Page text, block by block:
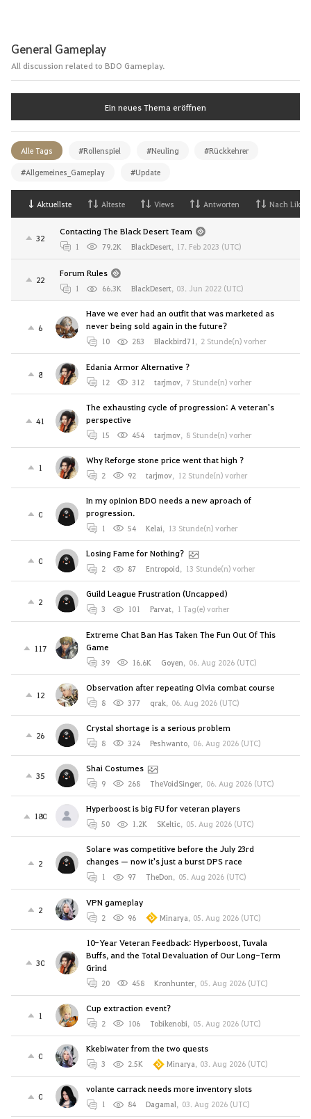
General Gameplay
All discussion related to BDO Gameplay.
Ein neues Thema eröffnen
Alle Tags #Rollenspiel #Neuling #Rückkehrer
#Allgemeines_Gameplay #Update
Aktuellste Alteste Views Antworten Nach Likes
32
Contacting The Black Desert Team
1 79.2K BlackDesert, 17. Feb 2023 (UTC)
22
Forum Rules
1 66.3K BlackDesert, 03. Jun 2022 (UTC)
6
Have we ever had an outfit that was marketed as
never being sold again in the future?
10 283 Blackbird71, 2 Stunde(n) vorher
8
Edania Armor Alternative ?
12 312 tarjmov, 7 Stunde(n) vorher
41
The exhausting cycle of progression: A veteran's
perspective
15 454 tarjmov, 8 Stunde(n) vorher
1
Why Reforge stone price went that high ?
2 92 tarjmov, 12 Stunde(n) vorher
0
In my opinion BDO needs a new aproach of
progression.
1 54 Kelai, 13 Stunde(n) vorher
0
Losing Fame for Nothing?
2 87 Entropoid, 13 Stunde(n) vorher
2
Guild League Frustration (Uncapped)
3 101 Parvat, 1 Tag(e) vorher
117
Extreme Chat Ban Has Taken The Fun Out Of This
Game
39 16.6K Goyen, 06. Aug 2026 (UTC)
12
Observation after repeating Olvia combat course
8 377 qrak, 06. Aug 2026 (UTC)
26
Crystal shortage is a serious problem
8 324 Peshwanto, 06. Aug 2026 (UTC)
35
Shai Costumes
9 268 TheVoidSinger, 06. Aug 2026 (UTC)
180
Hyperboost is big FU for veteran players
50 1.2K SKeltic, 05. Aug 2026 (UTC)
2
Solare was competitive before the July 23rd
changes — now it's just a burst DPS race
1 97 TheDon, 05. Aug 2026 (UTC)
2
VPN gameplay
2 96 Minarya, 05. Aug 2026 (UTC)
30
10-Year Veteran Feedback: Hyperboost, Tuvala
Buffs, and the Total Devaluation of Our Long-Term
Grind
20 458 Kronhunter, 05. Aug 2026 (UTC)
1
Cup extraction event?
2 106 Tobikenobi, 05. Aug 2026 (UTC)
0
Kkebiwater from the two quests
3 2.5K Minarya, 03. Aug 2026 (UTC)
0
volante carrack needs more inventory slots
1 84 Dagamal, 03. Aug 2026 (UTC)